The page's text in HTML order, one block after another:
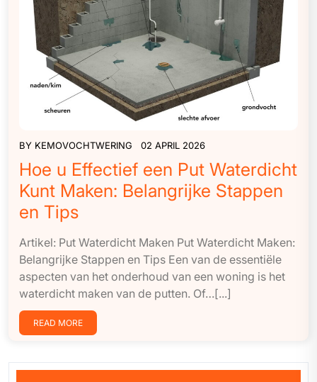
BY KEMOVOCHTWERING 02 APRIL 2026
Hoe u Effectief een Put Waterdicht
Kunt Maken: Belangrijke Stappen
en Tips
Artikel: Put Waterdicht Maken Put Waterdicht Maken:
Belangrijke Stappen en Tips Een van de essentiële
aspecten van het onderhoud van een woning is het
waterdicht maken van de putten. Of…[...]
READ MORE